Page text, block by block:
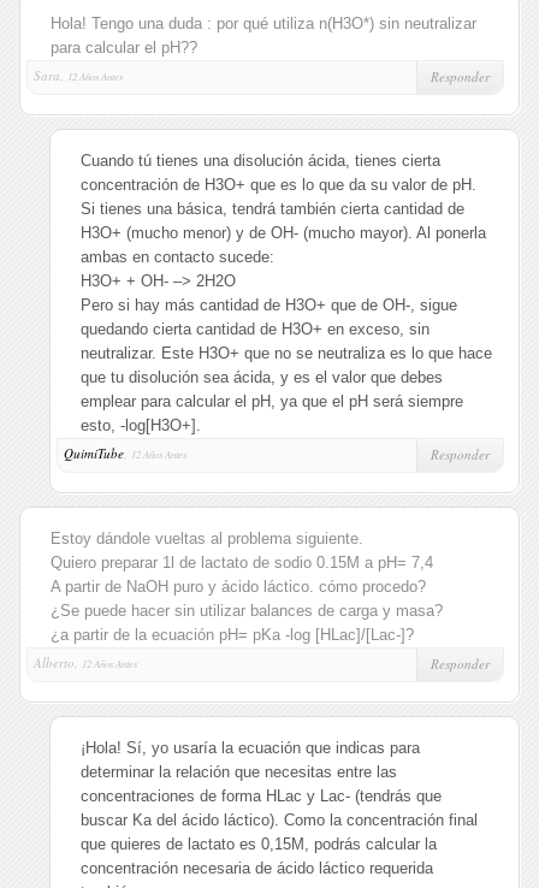
Hola! Tengo una duda : por qué utiliza n(H3O*) sin neutralizar
para calcular el pH??
Sara,
12 Años Antes Responder
Cuando tú tienes una disolución ácida, tienes cierta
concentración de H3O+ que es lo que da su valor de pH.
Si tienes una básica, tendrá también cierta cantidad de
H3O+ (mucho menor) y de OH- (mucho mayor). Al ponerla
ambas en contacto sucede:
H3O+ + OH- –> 2H2O
Pero si hay más cantidad de H3O+ que de OH-, sigue
quedando cierta cantidad de H3O+ en exceso, sin
neutralizar. Este H3O+ que no se neutraliza es lo que hace
que tu disolución sea ácida, y es el valor que debes
emplear para calcular el pH, ya que el pH será siempre
esto, -log[H3O+].
QuimiTube, 12 Años Antes Responder
Estoy dándole vueltas al problema siguiente.
Quiero preparar 1l de lactato de sodio 0.15M a pH= 7,4
A partir de NaOH puro y ácido láctico. cómo procedo?
¿Se puede hacer sin utilizar balances de carga y masa?
¿a partir de la ecuación pH= pKa -log [HLac]/[Lac-]?
Alberto,
12 Años Antes Responder
¡Hola! Sí, yo usaría la ecuación que indicas para
determinar la relación que necesitas entre las
concentraciones de forma HLac y Lac- (tendrás que
buscar Ka del ácido láctico). Como la concentración final
que quieres de lactato es 0,15M, podrás calcular la
concentración necesaria de ácido láctico requerida